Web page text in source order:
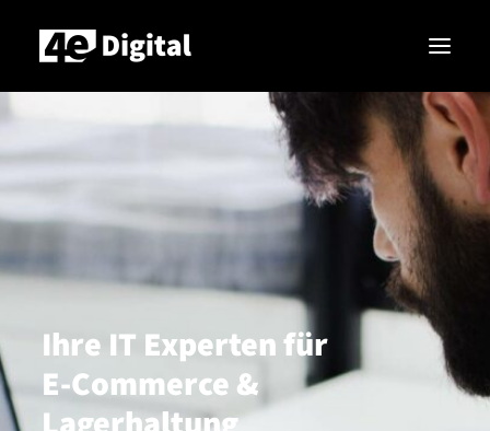
Leistungen
Unternehmen
Ihre IT Experten für
E-Commerce &